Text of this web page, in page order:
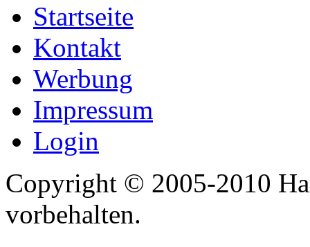
Startseite
Kontakt
Werbung
Impressum
Login
Copyright © 2005-2010
vorbehalten.